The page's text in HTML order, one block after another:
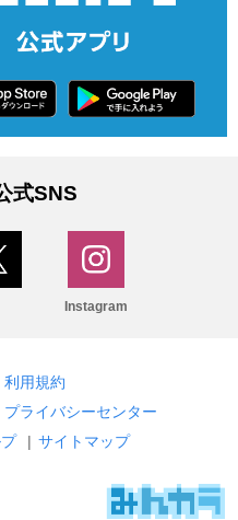
式SNS
Instagram
利用規約
プライバシーセンター
| サイトマップ